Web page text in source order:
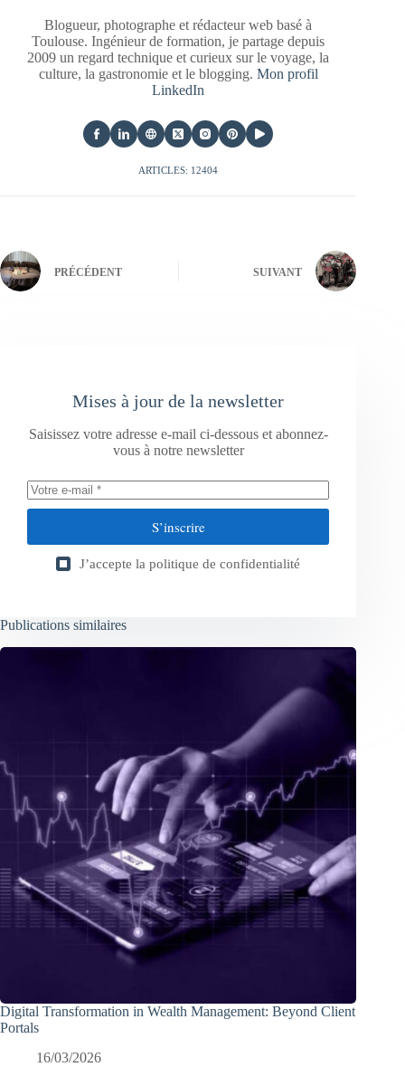
Blogueur, photographe et rédacteur web basé à
Toulouse. Ingénieur de formation, je partage depuis
2009 un regard technique et curieux sur le voyage, la
culture, la gastronomie et le blogging. Mon profil
LinkedIn
ARTICLES: 12404
PRÉCÉDENT SUIVANT
Mises à jour de la newsletter
Saisissez votre adresse e-mail ci-dessous et abonnez-
vous à notre newsletter
S’inscrire
J’accepte la politique de confidentialité
Publications similaires
Digital Transformation in Wealth Management: Beyond Client
Portals
16/03/2026